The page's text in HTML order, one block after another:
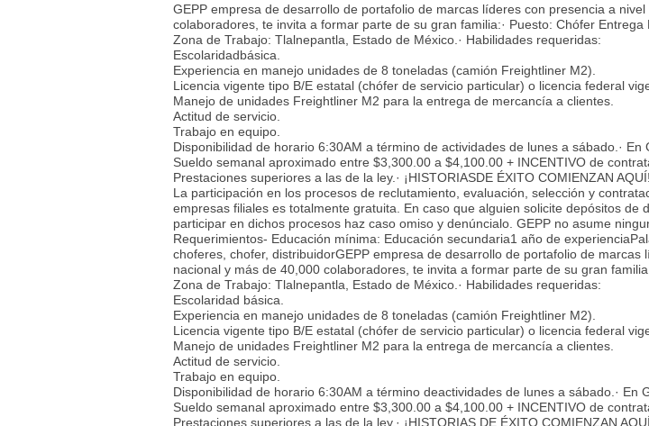
GEPP empresa de desarrollo de portafolio de marcas líderes con presencia a
colaboradores, te invita a formar parte de su gran familia:· Puesto: Chófer Entrega
Zona de Trabajo: Tlalnepantla, Estado de México.· Habilidades requeridas:
Escolaridadbásica.
Experiencia en manejo unidades de 8 toneladas (camión Freightliner M2).
Licencia vigente tipo B/E estatal (chófer de servicio particular) o licencia federal
Manejo de unidades Freightliner M2 para la entrega de mercancía a clientes.
Actitud de servicio.
Trabajo en equipo.
Disponibilidad de horario 6:30AM a término de actividades de lunes a sábado.· En
Sueldo semanal aproximado entre $3,300.00 a $4,100.00 + INCENTIVO de
Prestaciones superiores a las de la ley.· ¡HISTORIASDE ÉXITO COMIENZAN AQUÍ!
La participación en los procesos de reclutamiento, evaluación, selección y
empresas filiales es totalmente gratuita. En caso que alguien solicite depósitos de
participar en dichos procesos haz caso omiso y denúncialo. GEPP no asume
Requerimientos- Educación mínima: Educación secundaria1 año de
choferes, chofer, distribuidorGEPP empresa de desarrollo de portafolio de marcas
nacional y más de 40,000 colaboradores, te invita a formar parte de su gran
Zona de Trabajo: Tlalnepantla, Estado de México.· Habilidades requeridas:
Escolaridad básica.
Experiencia en manejo unidades de 8 toneladas (camión Freightliner M2).
Licencia vigente tipo B/E estatal (chófer de servicio particular) o licencia federal
Manejo de unidades Freightliner M2 para la entrega de mercancía a clientes.
Actitud de servicio.
Trabajo en equipo.
Disponibilidad de horario 6:30AM a término deactividades de lunes a sábado.· En
Sueldo semanal aproximado entre $3,300.00 a $4,100.00 + INCENTIVO de
Prestaciones superiores a las de la ley.· ¡HISTORIAS DE ÉXITO COMIENZAN